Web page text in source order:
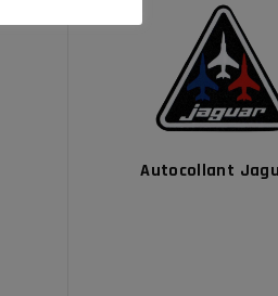
Autocollant